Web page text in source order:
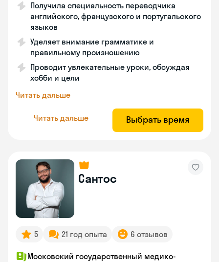
Получила специальность переводчика
английского, французского и португальского
языков
Уделяет внимание грамматике и
правильному произношению
Проводит увлекательные уроки, обсуждая
хобби и цели
Читать дальше
Читать дальше Выбрать время
Сантос
5 21 год опыта 6 отзывов
Московский государственный медико-